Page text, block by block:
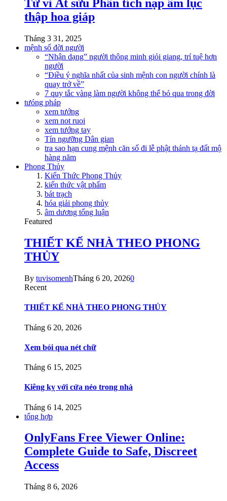
Tử vi Ất sửu Phân tích nạp âm lục
thập hoa giáp
Tháng 3 31, 2025
mệnh số đời người
“Nhận dạng” người thông minh giỏi giang, trí tuệ hơn
người
“Điều ý nghĩa nhất của sinh mệnh con người chính là
quay trở về”
7 quy tắc vàng làm người không thể bỏ qua trong đời
tưóng pháp
xem tướng
xem not ruoi
xem tướng tay
Tín ngưỡng Dân gian
tra sao hạn cung mệnh căn số đi lễ phật thánh tạ đất mộ
hàng năm
Phong Thủy
Kiến Thức Phong Thủy
kiến thức vật phẩm
bát trạch
hóa giải phong thủy
âm dương tổng luận
Featured
THIẾT KẾ NHÀ THEO PHONG
THỦY
By tuvisomenhTháng 6 20, 20260
Recent
THIẾT KẾ NHÀ THEO PHONG THỦY
Tháng 6 20, 2026
Xem bói qua nét chữ
Tháng 6 15, 2025
Kiêng kỵ với cửa nẻo trong nhà
Tháng 6 14, 2025
tổng hợp
OnlyFans Free Viewer Online:
Complete Guide to Safe, Discreet
Access
Tháng 8 6, 2026